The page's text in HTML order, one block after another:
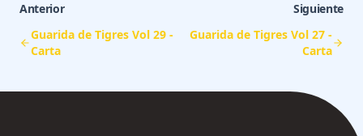
Anterior
Guarida de Tigres Vol 29 -
Carta
Siguiente
Guarida de Tigres Vol 27 -
Carta